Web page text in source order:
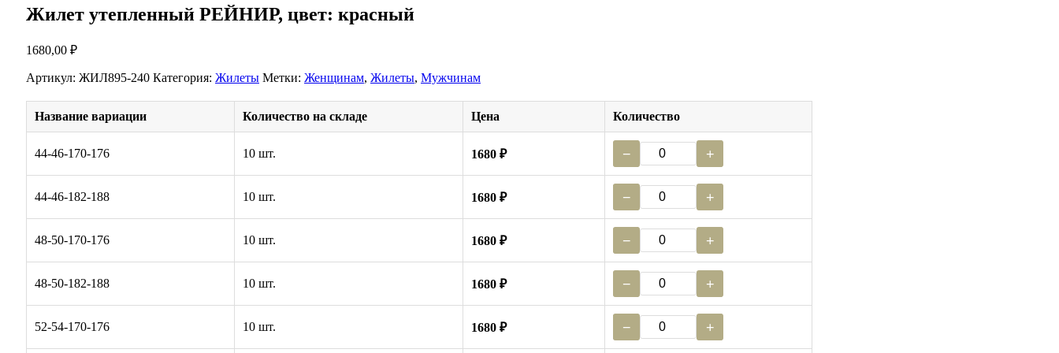
Жилет утепленный РЕЙНИР, цвет: красный
1680,00 ₽
Артикул: ЖИЛ895-240 Категория: Жилеты Метки: Женщинам, Жилеты, Мужчинам
Название вариации Количество на складе Цена Количество
44-46-170-176 10 шт. 1680 ₽ − +
44-46-182-188 10 шт. 1680 ₽ − +
48-50-170-176 10 шт. 1680 ₽ − +
48-50-182-188 10 шт. 1680 ₽ − +
52-54-170-176 10 шт. 1680 ₽ − +